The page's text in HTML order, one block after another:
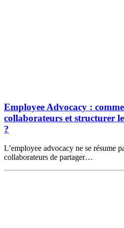
Employee Advocacy :
collaborateurs et structurer
?
L’employee advocacy ne se résume
collaborateurs de partager…